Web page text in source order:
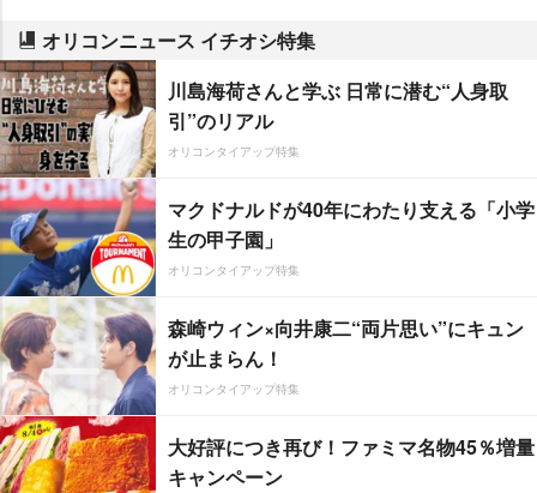
オリコンニュース イチオシ特集
川島海荷さんと学ぶ 日常に潜む“人身取
引”のリアル
オリコンタイアップ特集
マクドナルドが40年にわたり支える「小学
生の甲子園」
オリコンタイアップ特集
森崎ウィン×向井康二“両片思い”にキュン
が止まらん！
オリコンタイアップ特集
大好評につき再び！ファミマ名物45％増量
キャンペーン